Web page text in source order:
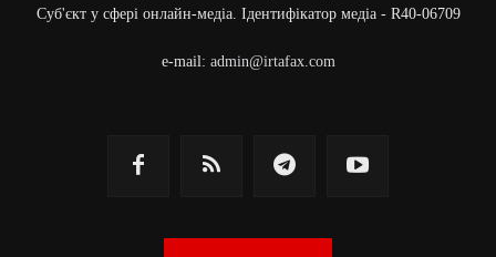
Cуб'єкт у сфері онлайн-медіа. Ідентифікатор медіа - R40-06709
e-mail: admin@irtafax.com